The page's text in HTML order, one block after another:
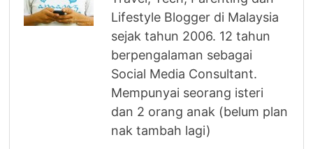
Lifestyle Blogger di Malaysia
sejak tahun 2006. 12 tahun
berpengalaman sebagai
Social Media Consultant.
Mempunyai seorang isteri
dan 2 orang anak (belum plan
nak tambah lagi)